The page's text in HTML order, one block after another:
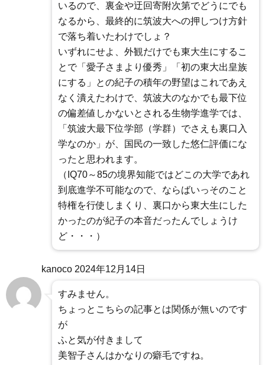
いるので、裏金や迂回寄附次第でどうにでも
なるから、最終的に筑波大への押しつけ方針
で落ち着いたわけでしょ？
いずれにせよ、外観だけでも東大生にするこ
とで「愛子さまより優秀」「初の東大出皇族
にする」との紀子の積年の野望はこれであえ
なく潰えたわけで、筑波大のなかでも最下位
の偏差値しかないとされる生物学進学では、
「筑波大最下位学部（学群）でさえも裏口入
学なのか」が、国民の一致した悠仁評価にな
ったと思われます。
（IQ70～85の境界知能ではどこの大学であれ
到底進学不可能なので、ならばいっそのこと
特権を行使しまくり、裏口から東大生にした
かったのが紀子の本音だったんでしょうけ
ど・・・）
kanoco 2024年12月14日
すみません。
ちょっとこちらの記事とは関係が無いのです
が
ふと気が付きまして
美智子さんはかなりの癖毛ですね。